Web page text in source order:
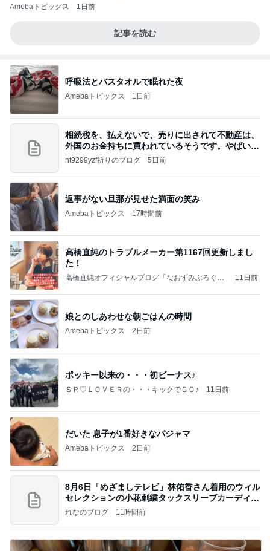
Amebaトピックス 1日前
記事を読む
呼吸法とバスタオルで眠れた夜
Amebaトピックス 1日前
相続税を、払えないで、売りに出されて不動産は、
外国のお金持ちに買われているそうです。やばいで
すよ
ht9299yzf祈りのブログ 5日前
返事がない旦那が見せた満面の笑み
Amebaトピックス 17時間前
高橋直純のトラブルメーカー第1167回更新しまし
た！
高橋直純オフィシャルブログ「なおずみぶろぐ」
11日前
娘とのしあわせな朝ごはんの時間
Amebaトピックス 2日前
ポッキー以来の・・・初ビーナス♪
ＳＲ♡ＬＯＶＥＲの・・・キックでＧＯ♪ 11日前
だいた 息子が1番好きなパジャマ
Amebaトピックス 2日前
8月6日「めざましテレビ」林佑香さん着用のウィル
セレクションの小花刺繍タックスリーブカーディガ
ン
れなのブログ 11時間前